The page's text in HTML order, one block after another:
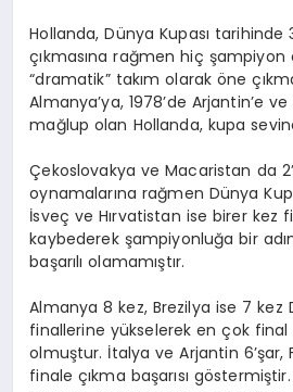
Hollanda, Dünya Kupası tarihinde
çıkmasına rağmen hiç
“dramatik” takım olarak öne
Almanya’ya, 1978’de Arjantin’e ve
mağlup olan Hollanda, kupa
Çekoslovakya ve Macaristan da
oynamalarına rağmen Dünya
İsveç ve Hırvatistan ise birer kez
kaybederek şampiyonluğa bir
başarılı olamamıştır.
Almanya 8 kez, Brezilya ise 7 kez
finallerine yükselerek en çok
olmuştur. İtalya ve Arjantin 6’şar,
finale çıkma başarısı